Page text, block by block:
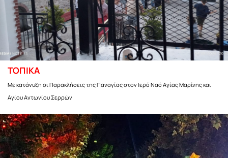
ΤΟΠΙΚΑ
Με κατάνυξη οι Παρακλήσεις της Παναγίας στον Ιερό Ναό Αγίας Μαρίνης και
Αγίου Αντωνίου Σερρών